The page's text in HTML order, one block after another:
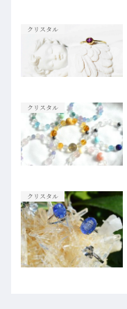
クリスタル
クリスタル
クリスタル